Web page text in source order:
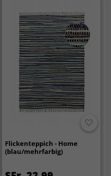
Flickenteppich - Home
(blau/mehrfarbig)